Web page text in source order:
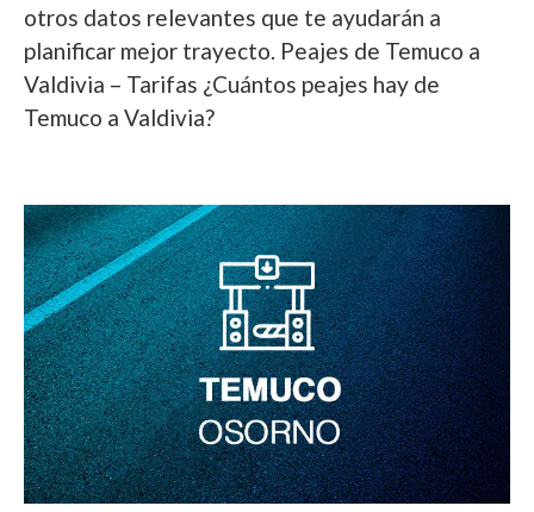
otros datos relevantes que te ayudarán a
planificar mejor trayecto. Peajes de Temuco a
Valdivia – Tarifas ¿Cuántos peajes hay de
Temuco a Valdivia?